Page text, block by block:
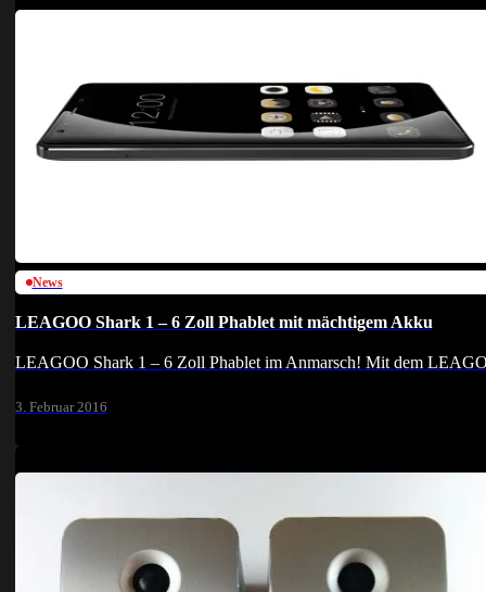
News
LEAGOO Shark 1 – 6 Zoll Phablet mit mächtigem Akku
LEAGOO Shark 1 – 6 Zoll Phablet im Anmarsch! Mit dem
3. Februar 2016